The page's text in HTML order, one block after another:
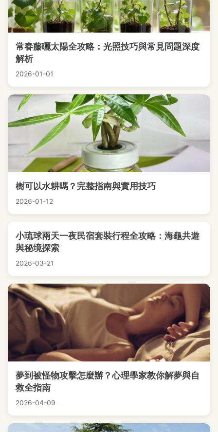
常春藤曬太陽全攻略：光照技巧與常見問題深度
解析
2026-01-01
樹可以水耕嗎？完整指南與實用技巧
2026-01-12
小琉球兩天一夜民宿套裝行程全攻略：海龜共遊
與秘境探索
2026-03-21
夢到被怪物攻擊怎麼辦？心理學家教你解夢與自
救全指南
2026-04-09